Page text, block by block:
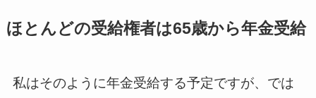
ほとんどの受給権者は65歳から年金受給
私はそのように年金受給する予定ですが、では